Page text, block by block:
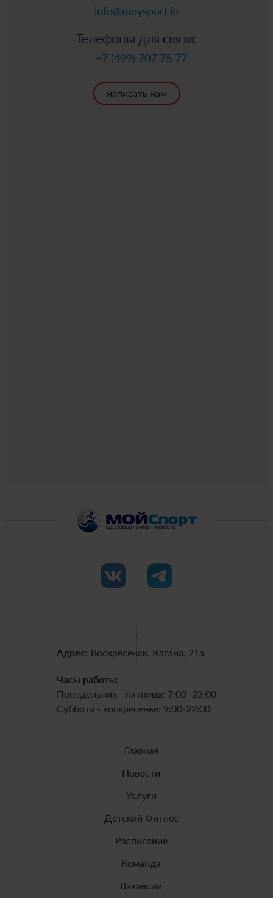
info@moysport.in
Телефоны для связи:
+7 (499) 707 75 77
написать нам
Главная
Новости
Услуги
Детский Фитнес
Расписание
Команда
Вакансии
`
Адрес: Воскресенск, Кагана, 21а
Часы работы:
Понедельник - пятница: 7:00–23:00
Суббота - воскресенье: 9:00-22:00